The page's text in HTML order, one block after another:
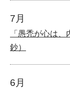
7月
「愚禿が心は
鈔）
6月